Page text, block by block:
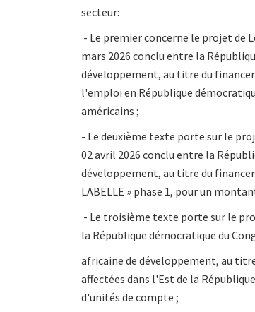
secteur:
- Le premier concerne le projet de
mars 2026 conclu entre la
développement, au titre du
l'emploi en République
américains ;
- Le deuxième texte porte sur le
02 avril 2026 conclu entre la
développement, au titre du
LABELLE » phase 1, pour un
- Le troisième texte porte sur le
la République démocratique du
africaine de développement, au
affectées dans l'Est de la
d'unités de compte ;